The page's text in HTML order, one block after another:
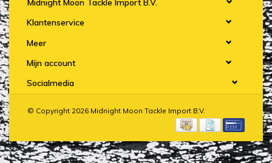
Midnight Moon Tackle Import B.V.
Klantenservice
Meer
Mijn account
Socialmedia
© Copyright 2026 Midnight Moon Tackle Import B.V.